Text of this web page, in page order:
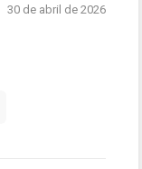
30 de abril de 2026